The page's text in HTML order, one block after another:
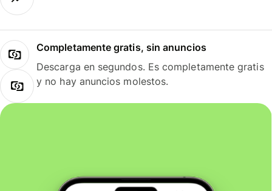
Completamente gratis, sin anuncios
Descarga en segundos. Es completamente gratis
y no hay anuncios molestos.